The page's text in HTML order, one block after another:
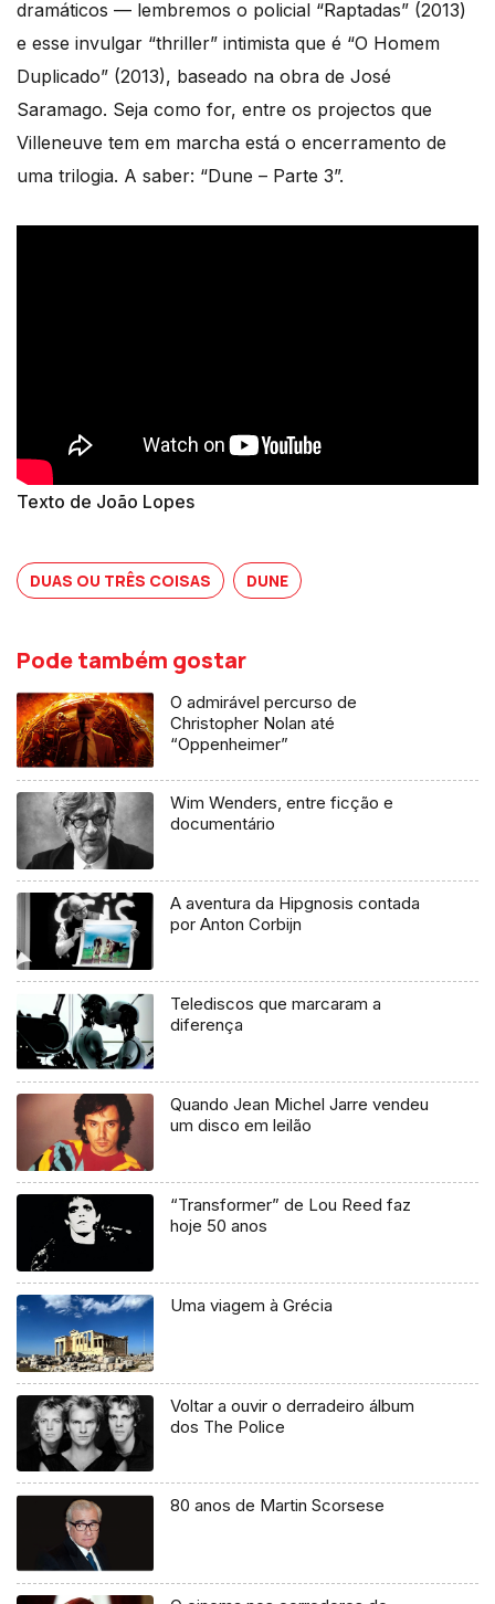
dramáticos — lembremos o policial “Raptadas” (2013)
e esse invulgar “thriller” intimista que é “O Homem
Duplicado” (2013), baseado na obra de José
Saramago. Seja como for, entre os projectos que
Villeneuve tem em marcha está o encerramento de
uma trilogia. A saber: “Dune – Parte 3”.
Texto de João Lopes
DUAS OU TRÊS COISAS DUNE
Pode também gostar
O admirável percurso de
Christopher Nolan até
“Oppenheimer”
Wim Wenders, entre ficção e
documentário
A aventura da Hipgnosis contada
por Anton Corbijn
Telediscos que marcaram a
diferença
Quando Jean Michel Jarre vendeu
um disco em leilão
“Transformer” de Lou Reed faz
hoje 50 anos
Uma viagem à Grécia
Voltar a ouvir o derradeiro álbum
dos The Police
80 anos de Martin Scorsese